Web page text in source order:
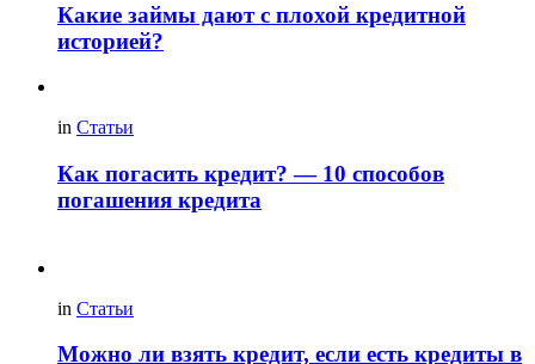
Какие займы дают с плохой кредитной
историей?
in Статьи
Как погасить кредит? — 10 способов
погашения кредита
in Статьи
Можно ли взять кредит, если есть кредиты в